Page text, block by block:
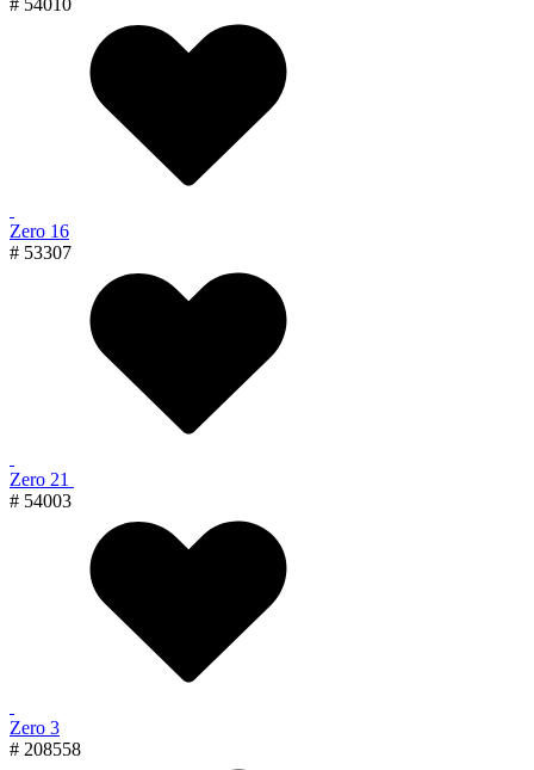
Zero 16
# 53307
Zero 21
# 54003
Zero 3
# 208558